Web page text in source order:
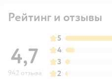
Рейтинг и отзывы
4,7
942 отзыва
5
4
3
2